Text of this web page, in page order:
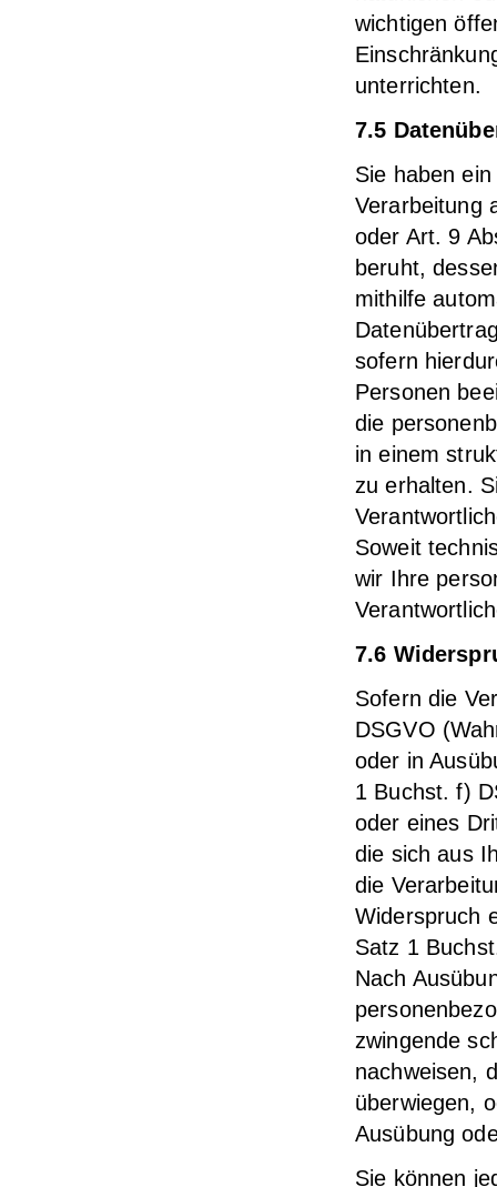
wichtigen
unterrichten.
7.5
Sie haben
Verarbeitung
oder Art. 9
beruht,
mithilfe
sofern
Personen
die
in einem
zu erhalten.
Soweit
wir Ihre
7.6
Sofern die
DSGVO
oder in
1 Buchst. f)
oder eines
die sich aus
die
Widerspruch
Satz 1
Nach
zwingende
nachweisen,
überwiegen,
Ausübung
Sie können